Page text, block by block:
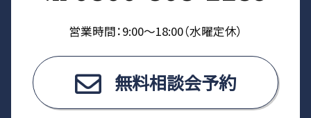
営業時間：9:00〜18:00（⽔曜定休）
無料相談会予約